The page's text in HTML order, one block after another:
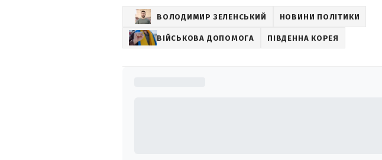
ВОЛОДИМИР ЗЕЛЕНСЬКИЙ НОВИНИ ПОЛІТИКИ
ВІЙСЬКОВА ДОПОМОГА ПІВДЕННА КОРЕЯ